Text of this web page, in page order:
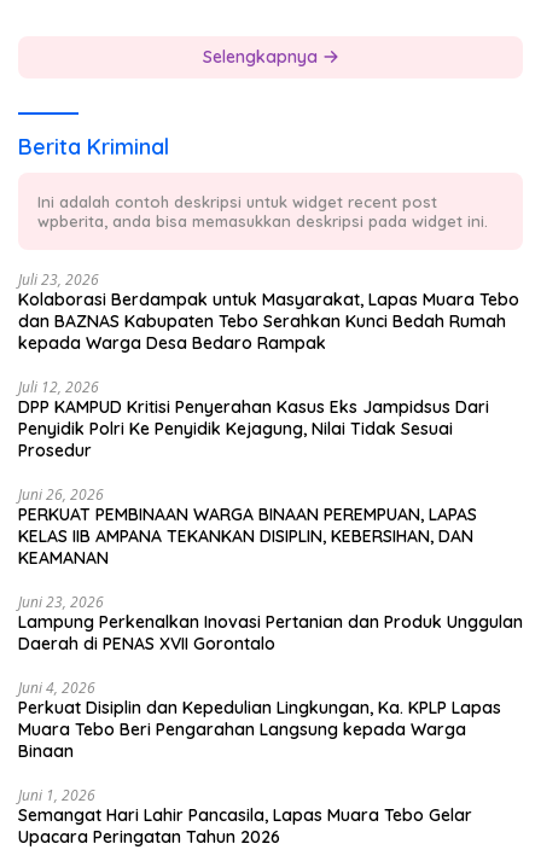
Selengkapnya
Berita Kriminal
Ini adalah contoh deskripsi untuk widget recent post
wpberita, anda bisa memasukkan deskripsi pada widget ini.
Juli 23, 2026
Kolaborasi Berdampak untuk Masyarakat, Lapas Muara Tebo
dan BAZNAS Kabupaten Tebo Serahkan Kunci Bedah Rumah
kepada Warga Desa Bedaro Rampak
Juli 12, 2026
DPP KAMPUD Kritisi Penyerahan Kasus Eks Jampidsus Dari
Penyidik Polri Ke Penyidik Kejagung, Nilai Tidak Sesuai
Prosedur
Juni 26, 2026
PERKUAT PEMBINAAN WARGA BINAAN PEREMPUAN, LAPAS
KELAS IIB AMPANA TEKANKAN DISIPLIN, KEBERSIHAN, DAN
KEAMANAN
Juni 23, 2026
Lampung Perkenalkan Inovasi Pertanian dan Produk Unggulan
Daerah di PENAS XVII Gorontalo
Juni 4, 2026
Perkuat Disiplin dan Kepedulian Lingkungan, Ka. KPLP Lapas
Muara Tebo Beri Pengarahan Langsung kepada Warga
Binaan
Juni 1, 2026
Semangat Hari Lahir Pancasila, Lapas Muara Tebo Gelar
Upacara Peringatan Tahun 2026